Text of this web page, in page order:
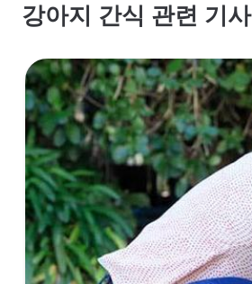
강아지 간식 관련 기사